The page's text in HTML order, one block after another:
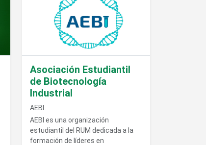
Asociación Estudiantil
de Biotecnología
Industrial
AEBI
AEBI es una organización
estudiantil del RUM dedicada a la
formación de líderes en